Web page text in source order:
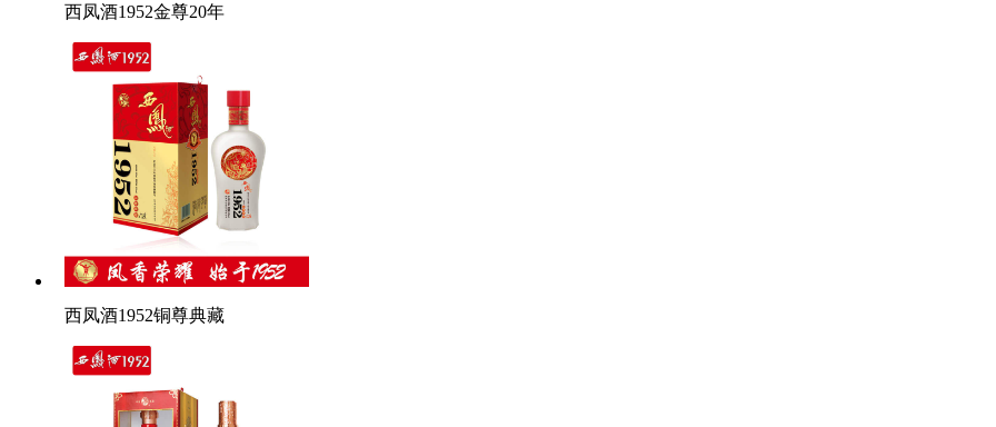
西凤酒1952金尊20年
西凤酒1952铜尊典藏